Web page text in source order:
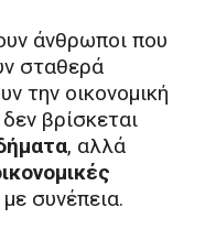
άνθρωποι που
σταθερά
την οικονομική
βρίσκεται
, αλλά
συνέπεια.